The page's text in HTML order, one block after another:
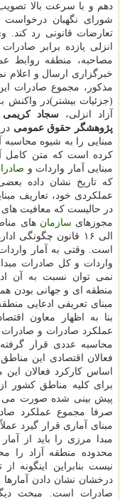
دهم و با سرعت بالا تصویب
شورای نگهبان درخواست
تعارضات قانونی رد کند.
انزلی یازده برابر
مصاحبه، منطقه روابط
خبرگزاری ارسال و اعلام
(جزئیات بیشتر)در
آزاد انزلی،سجاد کریمی
پژوهشگر حقوق عمومی
مبنایی را به شیوه
کرده است که متن کامل
مبنایی آمار واردات و
که تاریخ نشان داده
عملکردی خود، تعاریف
در حالیست که معافیت های
مجوزهای سازمان
الی ۱۶ قانون
است. وقتی به آمار
واردات و کل صادرات
نمی توان نسبت به آن
منطقه ای و جهانی بودن
مبنای تعریفی ادعایی
بنا به اظهار معاون
عملکرد صادرات و صادرات
محاسبه عددی قرار
فعالان اقتصادی این
اساس کارکرد فعالان
برای کلیه مناطق کشور
پیش بینی شده صورت می
صرفا مجموع عملکرد
مبنای آماری قرار گیرد
مبدا مرزی را باید از
محدوده منطقه آزاد را
نیست بنابراین
درخشان نشان دادن آمارها
صادرات است. مبحث